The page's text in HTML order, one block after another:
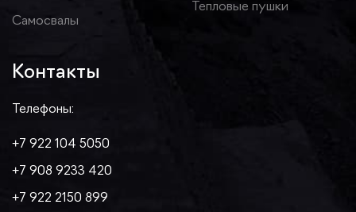
Самосвалы
Тепловые пушки
Контакты
Телефоны:
+7 922 104 5050
+7 908 9233 420
+7 922 2150 899